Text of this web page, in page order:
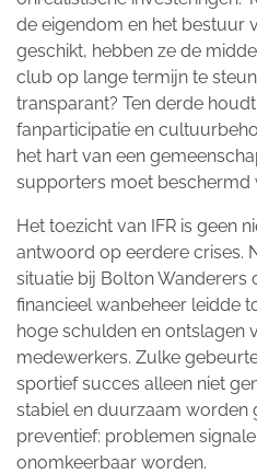
de eigendom en het bestuur
geschikt, hebben ze de
club op lange termijn te
transparant? Ten derde
fanparticipatie en
het hart van een
supporters moet beschermd
Het toezicht van IFR is geen
antwoord op eerdere crises.
situatie bij Bolton Wanderers
financieel wanbeheer leidde
hoge schulden en ontslagen
medewerkers. Zulke
sportief succes alleen niet
stabiel en duurzaam worden
preventief: problemen
onomkeerbaar worden.